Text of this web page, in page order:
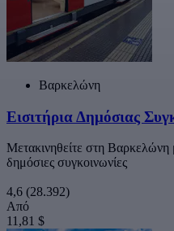
Βαρκελώνη
Εισιτήρια Δημόσιας
Μετακινηθείτε στη Βαρκελώνη
δημόσιες συγκοινωνίες
4,6 (28.392)
Από
11,81 $